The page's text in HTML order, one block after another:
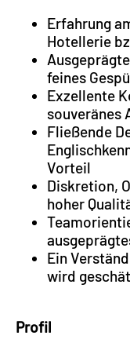
Erfahrung
Hotellerie
feines
Exzellente
souveränes
Fließende
Vorteil
Diskretion,
hoher
Ein
wird
Profil